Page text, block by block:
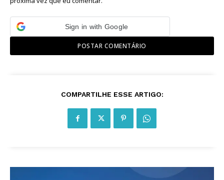
Sign in with Google
COMPARTILHE ESSE ARTIGO: